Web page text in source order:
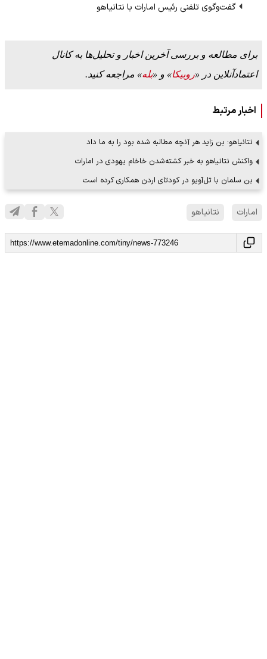
گفت‌وگوی تلفنی رئیس امارات با نتانیاهو
برای مطالعه و بررسی آخرین اخبار و تحلیل‌ها به کانال
اعتمادآنلاین در «روبیکا» و «بله» مراجعه کنید.
اخبار مرتبط
نتانیاهو: بن زاید هر آنچه مطالبه شده بود را به ما داد
واکنش نتانیاهو به خبر کشته‌شدن خاخام یهودی در امارات
بن سلمان با تل‌آویو در کودتای اردن همکاری کرده است
امارات نتانیاهو